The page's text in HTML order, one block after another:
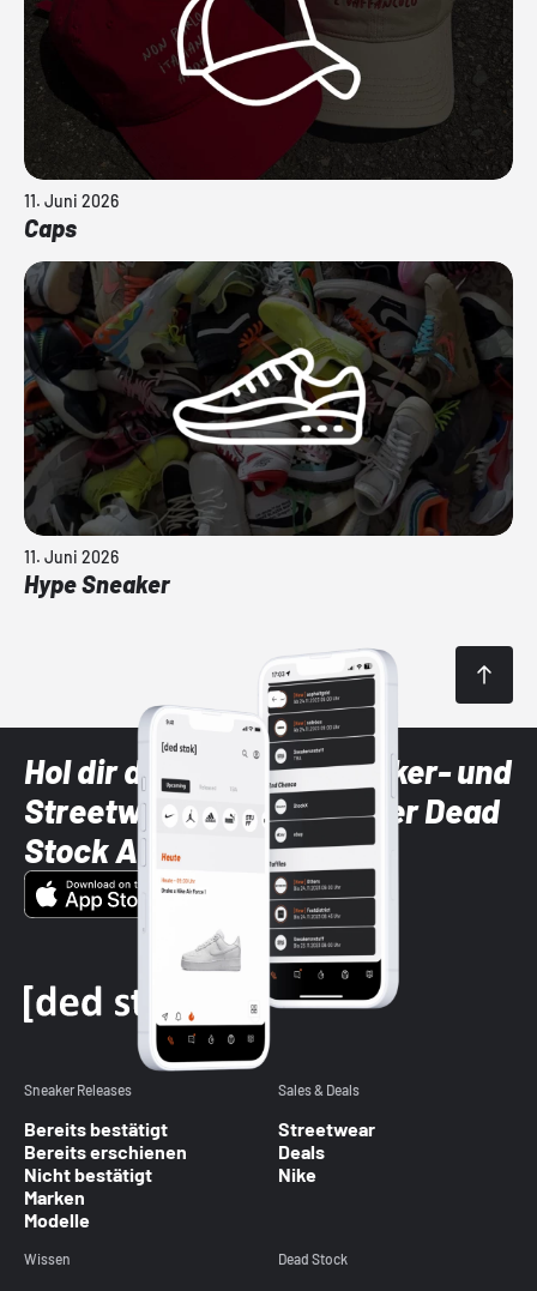
11. Juni 2026
Caps
11. Juni 2026
Hype Sneaker
Hol dir die neuesten Sneaker- und
Streetwear-Brands mit der Dead
Stock App
Sneaker Releases
Bereits bestätigt
Bereits erschienen
Nicht bestätigt
Marken
Modelle
Sales & Deals
Streetwear
Deals
Nike
Wissen Dead Stock